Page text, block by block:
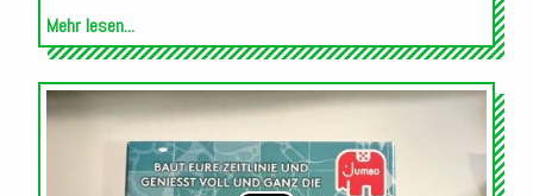
Mehr lesen...
Audio-
Player